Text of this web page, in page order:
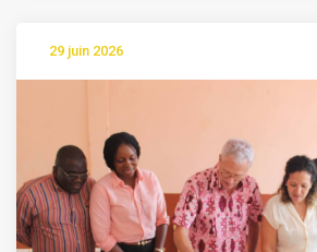
29 juin 2026